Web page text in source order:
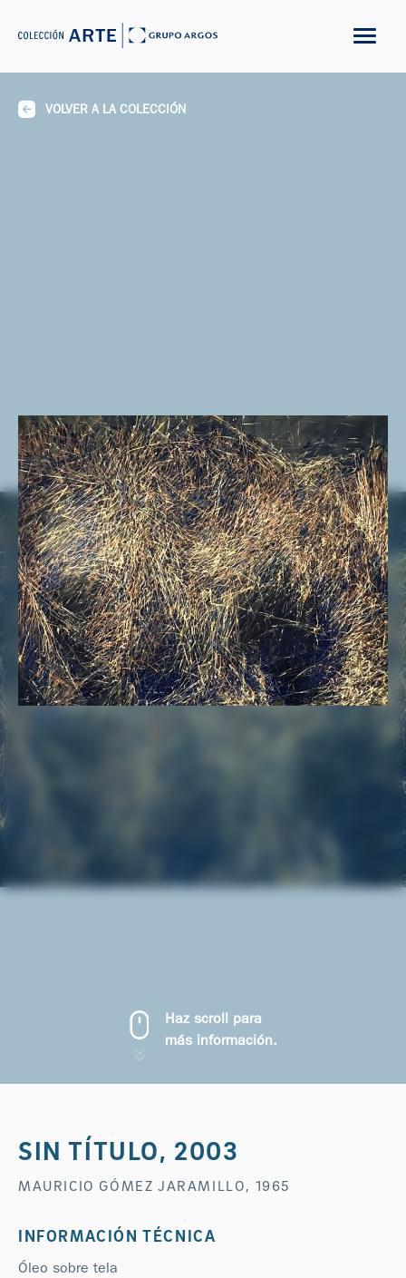
VOLVER A LA COLECCIÓN
Haz scroll para
más información.
SIN TÍTULO, 2003
MAURICIO GÓMEZ JARAMILLO, 1965
INFORMACIÓN TÉCNICA
Óleo sobre tela